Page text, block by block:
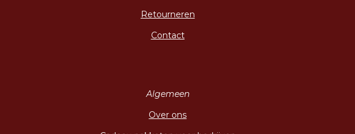
Retourneren
Contact
Algemeen
Over ons